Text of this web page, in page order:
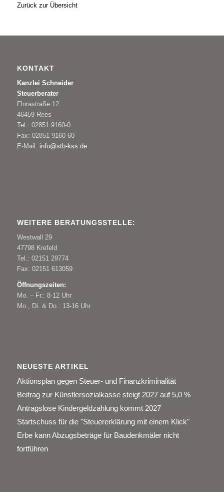
Zurück zur Übersicht
KONTAKT
Kanzlei Schneider
Steuerberater
Florastraße 12
46459 Rees
Tel.: 02851 9160-0
Fax: 02851 9160-60
E-Mail: info@stb-kss.de
WEITERE BERATUNGSSTELLE:
Westwall 29
47798 Krefeld
Tel.: 02151 29774
Fax: 02151 613059
Öffnungszeiten:
Mo. – Fr.: 8-12 Uhr
Mo., Di. & Do.: 13-16 Uhr
NEUESTE ARTIKEL
Aktionsplan gegen Steuer- und Finanzkriminalität
Beitrag zur Künstlersozialkasse steigt 2027 auf 5,0 %
Antragslose Kindergeldzahlung kommt 2027
Startschuss für die "Steuererklärung mit einem Klick"
Erbe kann Abzugsbeträge für Baudenkmäler nicht
fortführen